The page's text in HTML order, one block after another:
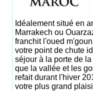
Idéalement situé en
Marrakech ou
franchit l'oued
votre point de chute
séjour à la porte de
que la vallée et les
refait durant l'hiver
votre plus grand